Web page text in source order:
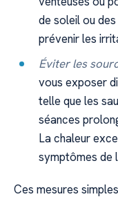
de soleil ou
prévenir les
Éviter les
vous exposer
telle que les
séances
La chaleur
symptômes de
Ces mesures